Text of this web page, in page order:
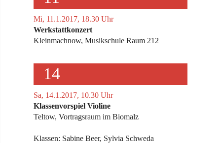
Mi, 11.1.2017, 18.30 Uhr
Werkstattkonzert
Kleinmachnow, Musikschule Raum 212
14
Sa, 14.1.2017, 10.30 Uhr
Klassenvorspiel Violine
Teltow, Vortragsraum im Biomalz
Klassen: Sabine Beer, Sylvia Schweda